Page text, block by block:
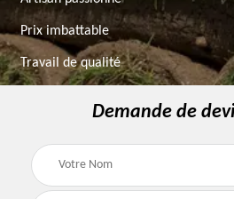
Prix imbattable
Travail de qualité
Demande de